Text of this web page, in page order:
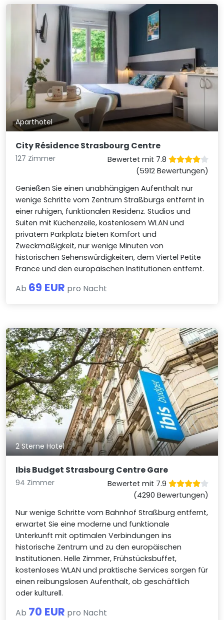
Aparthotel
City Résidence Strasbourg Centre
127 Zimmer
Bewertet mit 7.8
(5912 Bewertungen)
Genießen Sie einen unabhängigen Aufenthalt nur
wenige Schritte vom Zentrum Straßburgs entfernt in
einer ruhigen, funktionalen Residenz. Studios und
Suiten mit Küchenzeile, kostenlosem WLAN und
privatem Parkplatz bieten Komfort und
Zweckmäßigkeit, nur wenige Minuten von
historischen Sehenswürdigkeiten, dem Viertel Petite
France und den europäischen Institutionen entfernt.
Ab 69 EUR pro Nacht
2 Sterne Hotel
Ibis Budget Strasbourg Centre Gare
94 Zimmer
Bewertet mit 7.9
(4290 Bewertungen)
Nur wenige Schritte vom Bahnhof Straßburg entfernt,
erwartet Sie eine moderne und funktionale
Unterkunft mit optimalen Verbindungen ins
historische Zentrum und zu den europäischen
Institutionen. Helle Zimmer, Frühstücksbuffet,
kostenloses WLAN und praktische Services sorgen für
einen reibungslosen Aufenthalt, ob geschäftlich
oder kulturell.
Ab 70 EUR pro Nacht